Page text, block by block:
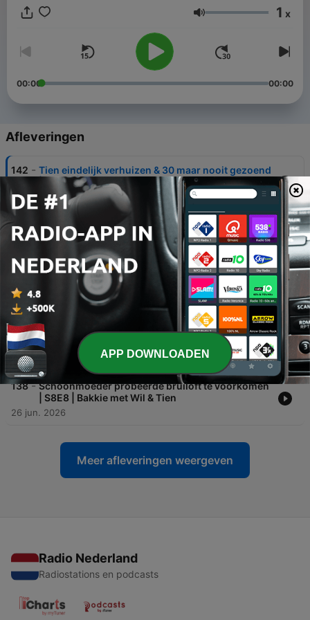
Volume 1 x
00:00 00:00
Afleveringen
142 - Tien eindelijk verhuizen & 30 maar nooit gezoend
| S8E12 | Bakkie met Wil & Tien
24 jul. 2026
141 - Stiefmoeder PEST haar weg + WEG met
schermtijd | S8E11 | Wil & Tien
-
Kind MOET naar de KERK + HITTEGOLF
gezinsuitje | S8E10 | Wil & Tien
10 jul. 2026
139 - Koppige ouders & code rood overrated? | S8E9 |
Bakkie met Wil & Tien
03 jul. 2026
138 - Schoonmoeder probeerde bruiloft te voorkomen
| S8E8 | Bakkie met Wil & Tien
26 jun. 2026
Meer afleveringen weergeven
Radio Nederland
Radiostations en podcasts
APP DOWNLOADEN